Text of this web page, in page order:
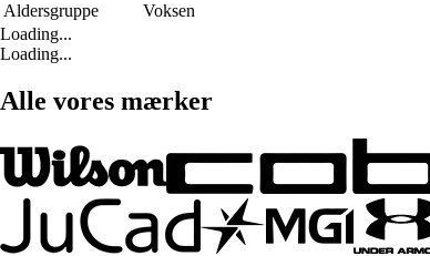
Aldersgruppe
Voksen
Loading...
Loading...
Alle vores mærker